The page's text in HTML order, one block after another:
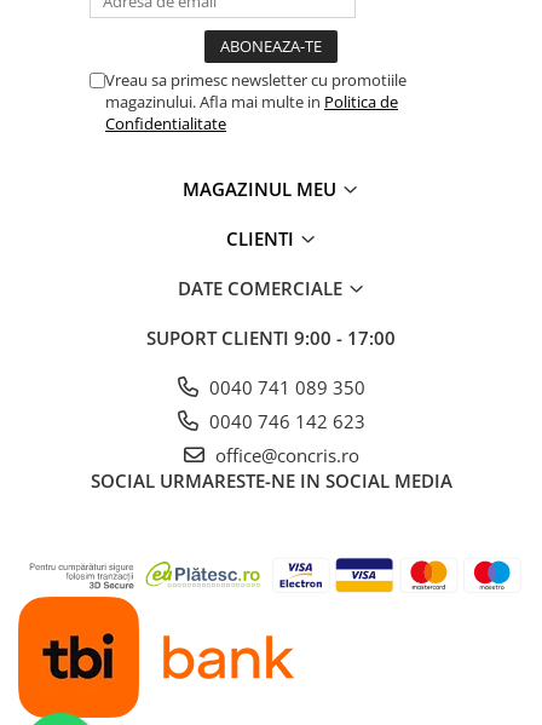
Vreau sa primesc newsletter cu promotiile
magazinului. Afla mai multe in Politica de
Confidentialitate
MAGAZINUL MEU
CLIENTI
DATE COMERCIALE
SUPORT CLIENTI 9:00 - 17:00
0040 741 089 350
0040 746 142 623
office@concris.ro
SOCIAL URMARESTE-NE IN SOCIAL MEDIA